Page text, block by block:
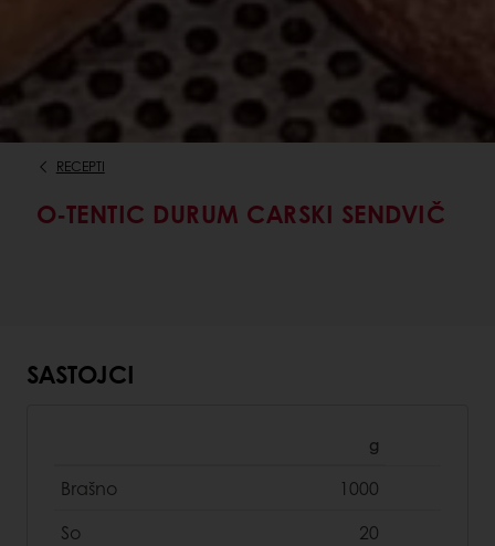
RECEPTI
O-TENTIC DURUM CARSKI SENDVIČ
SASTOJCI
g
Brašno
1000
So
20